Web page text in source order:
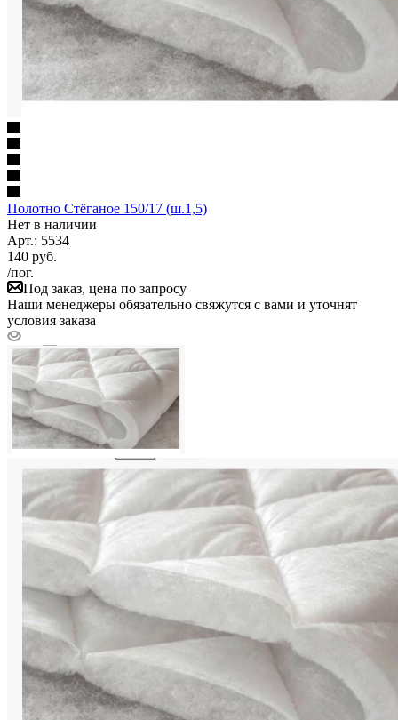
Полотно Стёганое 150/17 (ш.1,5)
Нет в наличии
Арт.: 5534
140 руб.
/пог.
Под заказ, цена по запросу
Наши менеджеры обязательно свяжутся с вами и уточнят
условия заказа